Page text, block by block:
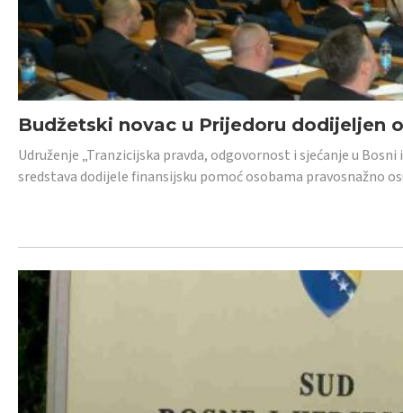
Budžetski novac u Prijedoru dodijeljen
Udruženje „Tranzicijska pravda, odgovornost i sjećanje u
sredstava dodijele finansijsku pomoć osobama pravosnažno